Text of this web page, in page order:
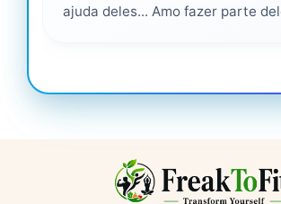
ajuda deles... Amo fazer parte